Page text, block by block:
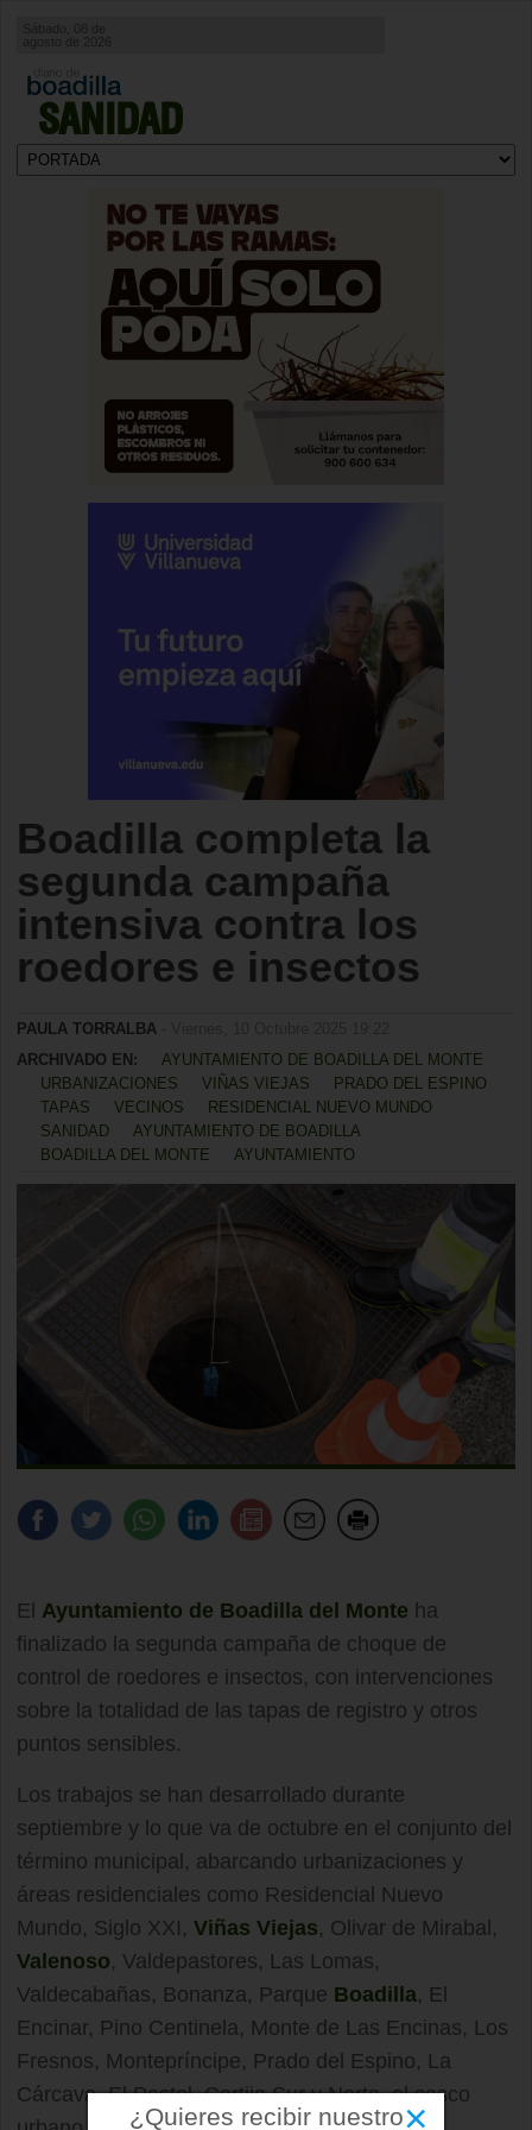
SANIDAD
Sábado, 08 de
agosto de 2026
Boadilla completa la
segunda campaña
intensiva contra los
roedores e insectos
PAULA TORRALBA
ARCHIVADO EN:
AYUNTAMIENTO DE BOADILLA DEL MONTE
URBANIZACIONES
VIÑAS VIEJAS
PRADO DEL ESPINO
TAPAS
VECINOS
RESIDENCIAL NUEVO MUNDO
SANIDAD
AYUNTAMIENTO DE BOADILLA
BOADILLA DEL MONTE
AYUNTAMIENTO
El Ayuntamiento de Boadilla del Monte ha
finalizado la segunda campaña de choque de
control de roedores e insectos, con intervenciones
sobre la totalidad de las tapas de registro y otros
puntos sensibles.
Los trabajos se han desarrollado durante
septiembre y lo que va de octubre en el conjunto del
término municipal, abarcando urbanizaciones y
áreas residenciales como Residencial Nuevo
Mundo, Siglo XXI, Viñas Viejas, Olivar de Mirabal,
Valenoso, Valdepastores, Las Lomas,
Valdecabañas, Bonanza, Parque Boadilla, El
Encinar, Pino Centinela, Monte de Las Encinas, Los
Fresnos, Montepríncipe, Prado del Espino, La
Cárcava, El Pastel, Cortijo Sur y Norte, el casco
×
¿Quieres recibir nuestro